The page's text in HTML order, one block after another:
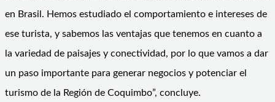
en Brasil. Hemos estudiado el comportamiento e intereses de
ese turista, y sabemos las ventajas que tenemos en cuanto a
la variedad de paisajes y conectividad, por lo que vamos a dar
un paso importante para generar negocios y potenciar el
turismo de la Región de Coquimbo”, concluye.